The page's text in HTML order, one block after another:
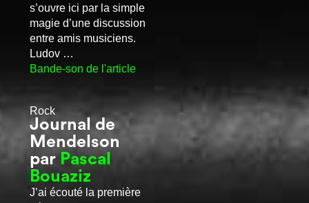
s’ouvre ici par la simple
magie d’une discussion
entre amis musiciens.
Ludov …
Bande-son de l'article
Rock
Journal de
Mendelson
par Pascal
Bouaziz
J’ai écouté la première